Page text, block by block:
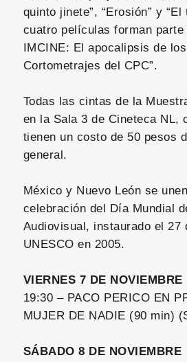
quinto jinete”, “Erosión” y
cuatro películas forman parte
IMCINE: El apocalipsis de
Cortometrajes del CPC”.
Todas las cintas de la
en la Sala 3 de Cineteca NL,
tienen un costo de 50 pesos
general.
México y Nuevo León se
celebración del Día Mundial
Audiovisual, instaurado el 27
UNESCO en 2005.
VIERNES 7 DE NOVIEMBRE
19:30 – PACO PERICO EN
MUJER DE NADIE (90 min)
SÁBADO 8 DE NOVIEMBRE